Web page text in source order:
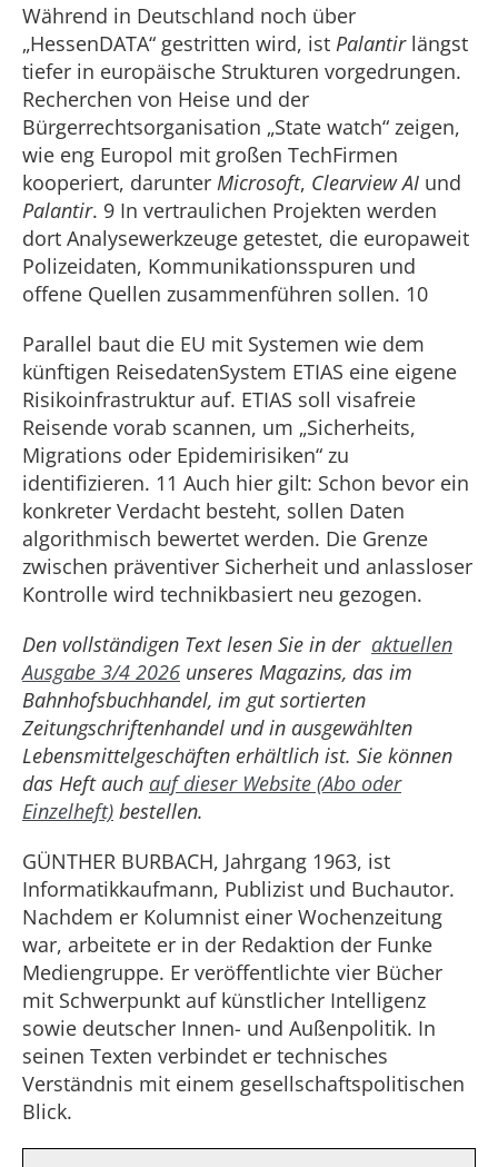
Während in Deutschland noch über
„HessenDATA“ gestritten wird, ist Palantirlängst
tiefer in europäische Struktu­ren vorgedrungen.
Recherchen von Heise und der
Bürgerrechtsorganisation „State­ watch“ zeigen,
wie eng Europol mit großen Tech­Firmen
kooperiert, darunter Microsoft, Clearview AI und
Palantir. 9 In vertraulichen Projekten werden
dort Analysewerkzeuge getestet, die europaweit
Polizeidaten, Kom­munikationsspuren und
offene Quellen zu­sammenführen sollen. 10
Parallel baut die EU mit Systemen wie dem
künftigen Reisedaten­System ETIAS eine eigene
Risikoinfrastruktur auf. ETIAS soll visafreie
Reisende vorab scannen, um „Sicherheits­,
Migrations­ oder Epidemirisiken“ zu
identifizieren. 11 Auch hier gilt: Schon bevor ein
konkreter Verdacht be­steht, sollen Daten
algorithmisch bewer­tet werden. Die Grenze
zwischen präven­tiver Sicherheit und anlassloser
Kontrolle wird technikbasiert neu gezogen.
Den vollständigen Text lesen Sie in der aktuellen
Ausgabe 3/4 2026 unseres Magazins, das im
Bahnhofsbuchhandel, im gut sortierten
Zeitungschriftenhandel und in ausgewählten
Lebensmittelgeschäften erhältlich ist. Sie können
das Heft auch auf dieser Website (Abo oder
Einzelheft) bestellen.
GÜNTHER BURBACH, Jahrgang 1963, ist
Informatikkaufmann, Publizist und Buchautor.
Nachdem er Kolumnist einer Wochenzeitung
war, arbeitete er in der Redaktion der Funke
Mediengruppe. Er veröffentlichte vier Bücher
mit Schwerpunkt auf künstlicher Intelligenz
sowie deutscher Innen- und Außenpolitik. In
seinen Texten verbindet er technisches
Verständnis mit einem gesellschaftspolitischen
Blick.